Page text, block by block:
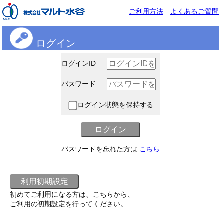
ご利用方法 よくあるご質問
ログイン
ログインID
パスワード
ログイン状態を保持する
パスワードを忘れた方は こちら
初めてご利用になる方は、こちらから、
ご利用の初期設定を行ってください。